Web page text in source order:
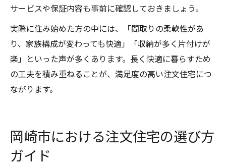
サービスや保証内容も事前に確認しておきましょう。
実際に住み始めた方の中には、「間取りの柔軟性があ
り、家族構成が変わっても快適」「収納が多く片付けが
楽」といった声が多くあります。長く快適に暮らすため
の工夫を積み重ねることが、満足度の高い注文住宅につ
ながります。
岡崎市における注文住宅の選び方
ガイド